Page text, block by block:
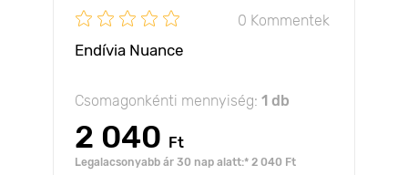
0 Kommentek
Endívia Nuance
Csomagonkénti mennyiség: 1 db
2 040 Ft
Legalacsonyabb ár 30 nap alatt:* 2 040 Ft